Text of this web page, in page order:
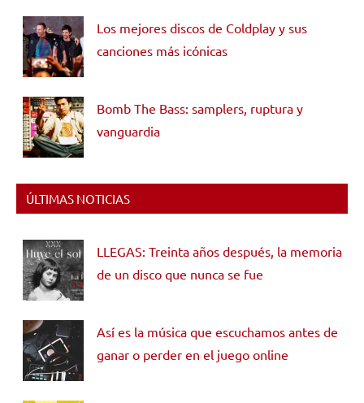
Los mejores discos de Coldplay y sus
canciones más icónicas
Bomb The Bass: samplers, ruptura y
vanguardia
ÚLTIMAS NOTICIAS
LLEGAS: Treinta años después, la memoria
de un disco que nunca se fue
Así es la música que escuchamos antes de
ganar o perder en el juego online